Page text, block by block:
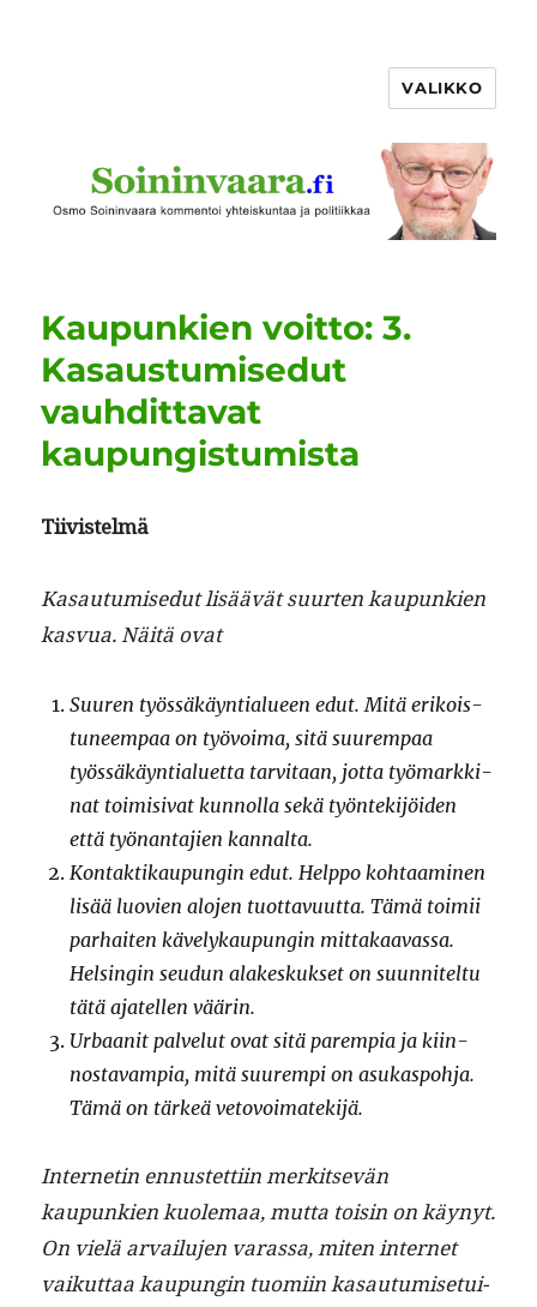
VALIKKO
Kaupunkien voitto: 3.
Kasaustumisedut
vauhdittavat
kaupungistumista
Tiivis­telmä
Kasautu­mise­dut lisäävät suurten kaupunkien
kasvua. Näitä ovat
Suuren työssäkäyn­tialueen edut. Mitä erikois­
tuneem­paa on työvoima, sitä suurem­paa
työssäkäyn­tialuet­ta tarvi­taan, jot­ta työ­markki­
nat toimi­si­vat kun­nol­la sekä työn­tek­i­jöi­den
että työ­nan­ta­jien kannalta.
Kon­tak­tikaupun­gin edut. Help­po kohtaami­nen
lisää luovien alo­jen tuot­tavu­ut­ta. Tämä toimii
parhait­en käve­lykaupun­gin mit­takaavas­sa.
Helsin­gin seudun alakeskuk­set on suun­nitel­tu
tätä ajatellen väärin.
Urbaan­it palve­lut ovat sitä parem­pia ja kiin­
nos­tavampia, mitä suurem­pi on asukaspo­h­ja.
Tämä on tärkeä vetovoimatekijä.
Inter­netin ennustet­ti­in merk­it­sevän
kaupunkien kuole­maa, mut­ta toisin on käynyt.
On vielä arvailu­jen varas­sa, miten inter­net
vaikut­taa kaupun­gin tuomi­in kasautu­mise­tu­i­